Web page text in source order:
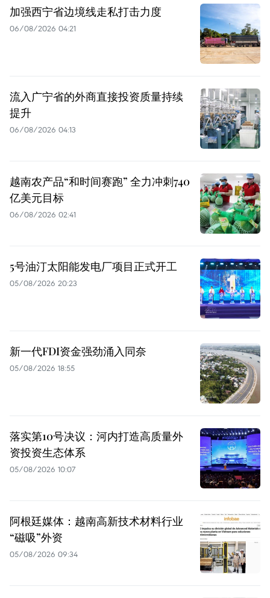
加强西宁省边境线走私打击力度
06/08/2026 04:21
流入广宁省的外商直接投资质量持续
提升
06/08/2026 04:13
越南农产品“和时间赛跑” 全力冲刺740
亿美元目标
06/08/2026 02:41
5号油汀太阳能发电厂项目正式开工
05/08/2026 20:23
新一代FDI资金强劲涌入同奈
05/08/2026 18:55
落实第10号决议：河内打造高质量外
资投资生态体系
05/08/2026 10:07
阿根廷媒体：越南高新技术材料行业
“磁吸”外资
05/08/2026 09:34